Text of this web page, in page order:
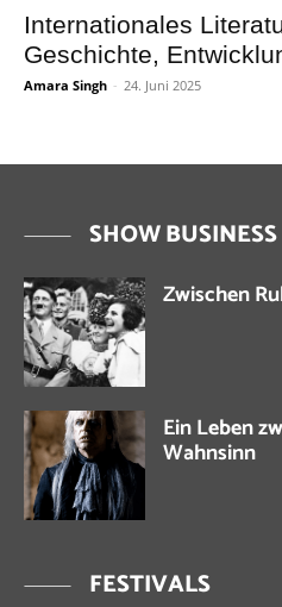
Internationales
Geschichte,
Amara Singh - 24. Juni 2025
SHOW BUSINESS
Zwischen
Ein Leben
Wahnsinn
FESTIVALS